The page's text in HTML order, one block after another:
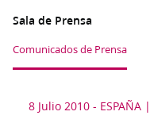
Sala de Prensa
Comunicados de Prensa
8 Julio 2010 - ESPAÑA